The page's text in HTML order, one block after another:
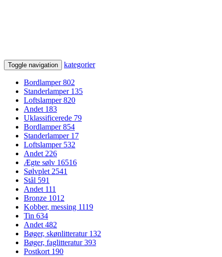
Toggle navigation kategorier
Bordlamper802
Standerlamper 135
Loftslamper820
Andet 183
Uklassificerede 79
Bordlamper854
Standerlamper 17
Loftslamper 532
Andet 226
Ægte sølv 16516
Sølvplet 2541
Stål 591
Andet 111
Bronze 1012
Kobber, messing 1119
Tin 634
Andet 482
Bøger, skønlitteratur 132
Bøger, faglitteratur393
Postkort 190